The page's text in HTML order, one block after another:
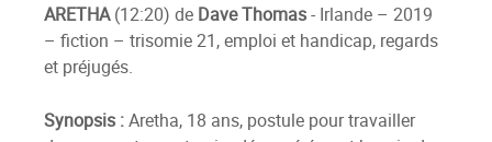
ARETHA(12:20) de Dave Thomas- Irlande – 2019
– fiction – trisomie 21, emploi et handicap, regards
et préjugés.
Synopsis :Aretha, 18 ans, postule pour travailler